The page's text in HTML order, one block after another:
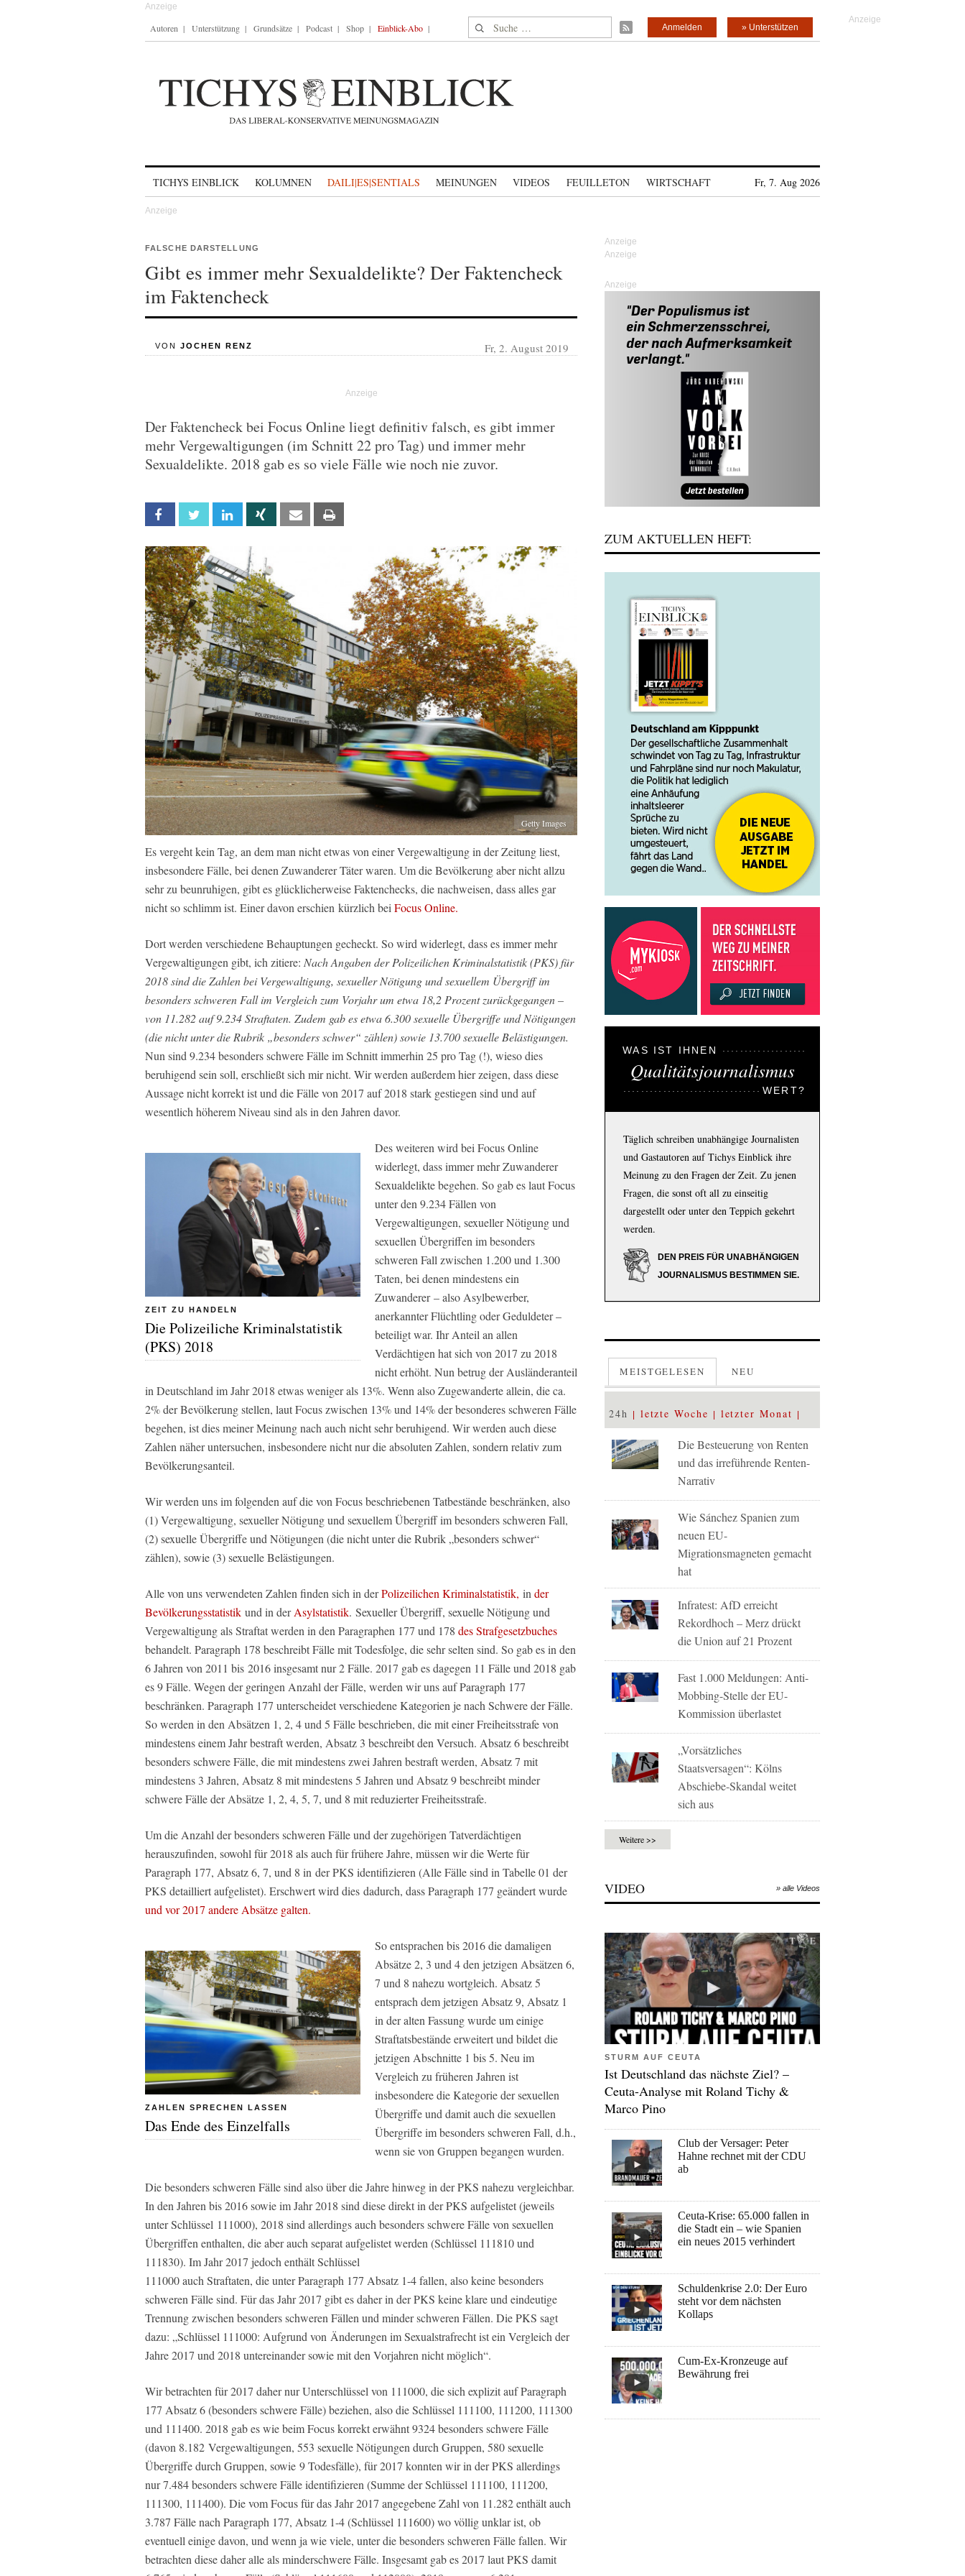
Autoren Unterstützung Grundsätze Podcast Shop Einblick-Abo Suche nach: » Unterstützen
Anmelden
TICHYS EINBLICK KOLUMNEN DAILI|ES|SENTIALS MEINUNGEN VIDEOS FEUILLETON WIRTSCHAFT Fr, 7. Aug 2026
FALSCHE DARSTELLUNG
Gibt es immer mehr Sexualdelikte? Der Faktencheck
im Faktencheck
VON JOCHEN RENZ Fr, 2. August 2019
Der Faktencheck bei Focus Online liegt definitiv falsch, es gibt immer
mehr Vergewaltigungen (im Schnitt 22 pro Tag) und immer mehr
Sexualdelikte. 2018 gab es so viele Fälle wie noch nie zuvor.
Facebook Twitter Linkedin Xing Email
Getty Images
Es vergeht kein Tag, an dem man nicht etwas von einer Vergewaltigung in der Zeitung liest,
insbesondere Fälle, bei denen Zuwanderer Täter waren. Um die Bevölkerung aber nicht allzu
sehr zu beunruhigen, gibt es glücklicherweise Faktenchecks, die nachweisen, dass alles gar
nicht so schlimm ist. Einer davon erschien kürzlich bei Focus Online.
Dort werden verschiedene Behauptungen gecheckt. So wird widerlegt, dass es immer mehr
Vergewaltigungen gibt, ich zitiere: Nach Angaben der Polizeilichen Kriminalstatistik (PKS) für
2018 sind die Zahlen bei Vergewaltigung, sexueller Nötigung und sexuellem Übergriff im
besonders schweren Fall im Vergleich zum Vorjahr um etwa 18,2 Prozent zurückgegangen –
von 11.282 auf 9.234 Straftaten. Zudem gab es etwa 6.300 sexuelle Übergriffe und Nötigungen
(die nicht unter die Rubrik „besonders schwer“ zählen) sowie 13.700 sexuelle Belästigungen.
Nun sind 9.234 besonders schwere Fälle im Schnitt immerhin 25 pro Tag (!), wieso dies
beruhigend sein soll, erschließt sich mir nicht. Wir werden außerdem hier zeigen, dass diese
Aussage nicht korrekt ist und die Fälle von 2017 auf 2018 stark gestiegen sind und auf
wesentlich höherem Niveau sind als in den Jahren davor.
ZEIT ZU HANDELN
Die Polizeiliche Kriminalstatistik
(PKS) 2018
Des weiteren wird bei Focus Online
widerlegt, dass immer mehr Zuwanderer
Sexualdelikte begehen. So gab es laut Focus
unter den 9.234 Fällen von
Vergewaltigungen, sexueller Nötigung und
sexuellen Übergriffen im besonders
schweren Fall zwischen 1.200 und 1.300
Taten, bei denen mindestens ein
Zuwanderer – also Asylbewerber,
anerkannter Flüchtling oder Geduldeter –
beteiligt war. Ihr Anteil an allen
Verdächtigen hat sich von 2017 zu 2018
nicht erhöht. Nun betrug der Ausländeranteil
in Deutschland im Jahr 2018 etwas weniger als 13%. Wenn also Zugewanderte allein, die ca.
2% der Bevölkerung stellen, laut Focus zwischen 13% und 14% der besonderes schweren Fälle
begehen, ist dies meiner Meinung nach auch nicht sehr beruhigend. Wir werden auch diese
Zahlen näher untersuchen, insbesondere nicht nur die absoluten Zahlen, sondern relativ zum
Bevölkerungsanteil.
Wir werden uns im folgenden auf die von Focus beschriebenen Tatbestände beschränken, also
(1) Vergewaltigung, sexueller Nötigung und sexuellem Übergriff im besonders schweren Fall,
(2) sexuelle Übergriffe und Nötigungen (die nicht unter die Rubrik „besonders schwer“
zählen), sowie (3) sexuelle Belästigungen.
Alle von uns verwendeten Zahlen finden sich in derPolizeilichen Kriminalstatistik, in der
Bevölkerungsstatistik und in derAsylstatistik. Sexueller Übergriff, sexuelle Nötigung und
Vergewaltigung als Straftat werden in den Paragraphen 177 und 178 des Strafgesetzbuches
behandelt. Paragraph 178 beschreibt Fälle mit Todesfolge, die sehr selten sind. So gab es in den
6 Jahren von 2011 bis 2016 insgesamt nur 2 Fälle. 2017 gab es dagegen 11 Fälle und 2018 gab
es 9 Fälle. Wegen der geringen Anzahl der Fälle, werden wir uns auf Paragraph 177
beschränken. Paragraph 177 unterscheidet verschiedene Kategorien je nach Schwere der Fälle.
So werden in den Absätzen 1, 2, 4 und 5 Fälle beschrieben, die mit einer Freiheitsstrafe von
mindestens einem Jahr bestraft werden, Absatz 3 beschreibt den Versuch. Absatz 6 beschreibt
besonders schwere Fälle, die mit mindestens zwei Jahren bestraft werden, Absatz 7 mit
mindestens 3 Jahren, Absatz 8 mit mindestens 5 Jahren und Absatz 9 beschreibt minder
schwere Fälle der Absätze 1, 2, 4, 5, 7, und 8 mit reduzierter Freiheitsstrafe.
Um die Anzahl der besonders schweren Fälle und der zugehörigen Tatverdächtigen
herauszufinden, sowohl für 2018 als auch für frühere Jahre, müssen wir die Werte für
Paragraph 177, Absatz 6, 7, und 8 in der PKS identifizieren (Alle Fälle sind in Tabelle 01 der
PKS detailliert aufgelistet). Erschwert wird dies dadurch, dass Paragraph 177 geändert wurde
und vor 2017 andere Absätze galten.
ZAHLEN SPRECHEN LASSEN
Das Ende des Einzelfalls
So entsprachen bis 2016 die damaligen
Absätze 2, 3 und 4 den jetzigen Absätzen 6,
7 und 8 nahezu wortgleich. Absatz 5
entsprach dem jetzigen Absatz 9, Absatz 1
in der alten Fassung wurde um einige
Straftatsbestände erweitert und bildet die
jetzigen Abschnitte 1 bis 5. Neu im
Vergleich zu früheren Jahren ist
insbesondere die Kategorie der sexuellen
Übergriffe und damit auch die sexuellen
Übergriffe im besonders schweren Fall, d.h.,
wenn sie von Gruppen begangen wurden.
Die besonders schweren Fälle sind also über die Jahre hinweg in der PKS nahezu vergleichbar.
In den Jahren bis 2016 sowie im Jahr 2018 sind diese direkt in der PKS aufgelistet (jeweils
unter Schlüssel 111000), 2018 sind allerdings auch besonders schwere Fälle von sexuellen
Übergriffen enthalten, die aber auch separat aufgelistet werden (Schlüssel 111810 und
111830). Im Jahr 2017 jedoch enthält Schlüssel
111000 auch Straftaten, die unter Paragraph 177 Absatz 1-4 fallen, also keine besonders
schweren Fälle sind. Für das Jahr 2017 gibt es daher in der PKS keine klare und eindeutige
Trennung zwischen besonders schweren Fällen und minder schweren Fällen. Die PKS sagt
dazu: „Schlüssel 111000: Aufgrund von Änderungen im Sexualstrafrecht ist ein Vergleich der
Jahre 2017 und 2018 untereinander sowie mit den Vorjahren nicht möglich“.
Wir betrachten für 2017 daher nur Unterschlüssel von 111000, die sich explizit auf Paragraph
177 Absatz 6 (besonders schwere Fälle) beziehen, also die Schlüssel 111100, 111200, 111300
und 111400. 2018 gab es wie beim Focus korrekt erwähnt 9324 besonders schwere Fälle
(davon 8.182 Vergewaltigungen, 553 sexuelle Nötigungen durch Gruppen, 580 sexuelle
Übergriffe durch Gruppen, sowie 9 Todesfälle), für 2017 konnten wir in der PKS allerdings
nur 7.484 besonders schwere Fälle identifizieren (Summe der Schlüssel 111100, 111200,
111300, 111400). Die vom Focus für das Jahr 2017 angegebene Zahl von 11.282 enthält auch
3.787 Fälle nach Paragraph 177, Absatz 1-4 (Schlüssel 111600) wo völlig unklar ist, ob
eventuell einige davon, und wenn ja wie viele, unter die besonders schweren Fälle fallen. Wir
betrachten diese daher alle als minderschwere Fälle. Insgesamt gab es 2017 laut PKS damit
Anzeige
ZUM AKTUELLEN HEFT:
WAS IST IHNEN
Qualitätsjournalismus
WERT?
Täglich schreiben unabhängige Journalisten
und Gastautoren auf Tichys Einblick ihre
Meinung zu den Fragen der Zeit. Zu jenen
Fragen, die sonst oft all zu einseitig
dargestellt oder unter den Teppich gekehrt
werden.
DEN PREIS FÜR UNABHÄNGIGEN
JOURNALISMUS BESTIMMEN SIE.
MEISTGELESEN NEU
24h letzte Woche letzter Monat
Die Besteuerung von Renten
und das irreführende Renten-
Narrativ
Wie Sánchez Spanien zum
neuen EU-
Migrationsmagneten gemacht
hat
Infratest: AfD erreicht
Rekordhoch – Merz drückt
die Union auf 21 Prozent
Fast 1.000 Meldungen: Anti-
Mobbing-Stelle der EU-
Kommission überlastet
„Vorsätzliches
Staatsversagen“: Kölns
Abschiebe-Skandal weitet
sich aus
Weitere >>
VIDEO » alle Videos
STURM AUF CEUTA
Ist Deutschland das nächste Ziel? –
Ceuta-Analyse mit Roland Tichy &
Marco Pino
Club der Versager: Peter
Hahne rechnet mit der CDU
ab
Ceuta-Krise: 65.000 fallen in
die Stadt ein – wie Spanien
ein neues 2015 verhindert
Schuldenkrise 2.0: Der Euro
steht vor dem nächsten
Kollaps
Cum-Ex-Kronzeuge auf
Bewährung frei